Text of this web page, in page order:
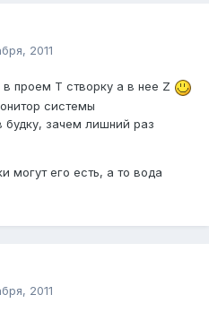
2011
проем Т створку а в нее Z
системы
будку, зачем лишний раз
могут его есть, а то вода
2011